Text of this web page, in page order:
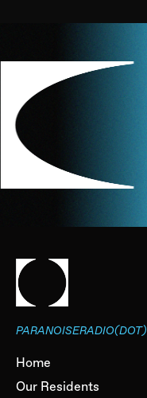
Home
Our Residents